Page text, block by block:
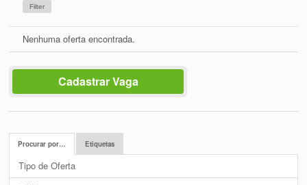
Nenhuma oferta encontrada.
Cadastrar Vaga
Procurar por… Etiquetas
Tipo de Oferta